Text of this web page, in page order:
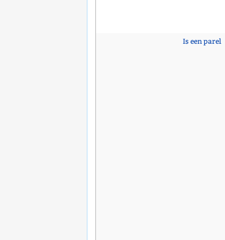
Is een parel